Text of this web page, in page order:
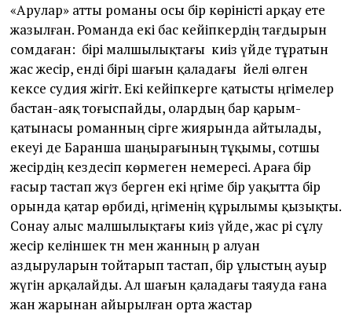
«Арулар» атты романы осы бір көріністі арқау ете
жазылған. Романда екі бас кейіпкердің тағдырын
сомдаған: бірі малшылықтағы киіз үйде тұратын
жас жесір, енді бірі шағын қаладағы әйелі өлген
кексе судия жігіт. Екі кейіпкерге қатысты әңгімелер
бастан-аяқ тоғыспайды, олардың бар қарым-
қатынасы романның сірге жиярында айтылады,
екеуі де Баранша шаңырағының тұқымы, сотшы
жесірдің кездесіп көрмеген немересі. Араға бір
ғасыр тастап жүз берген екі әңгіме бір уақытта бір
орында қатар өрбиді, әңгіменің құрылымы қызықты.
Сонау алыс малшылықтағы киіз үйде, жас әрі сұлу
жесір келіншек тән мен жанның әр алуан
аздыруларын тойтарып тастап, бір ұлыстың ауыр
жүгін арқалайды. Ал шағын қаладағы таяуда ғана
жан жарынан айырылған орта жастар